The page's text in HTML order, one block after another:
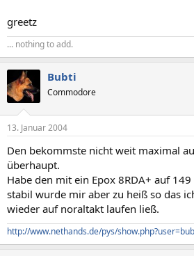
greetz
... nothing to add.
Bubti
Commodore
13. Januar 2004
Den bekommste nicht weit maximal
überhaupt.
Habe den mit ein Epox 8RDA+ auf
stabil wurde mir aber zu heiß so das
wieder auf noraltakt laufen ließ.
http://www.nethands.de/pys/